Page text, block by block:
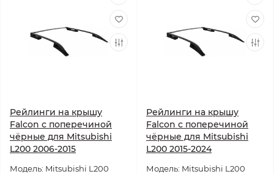
Рейлинги на крышу
Falcon с поперечиной
чёрные для Mitsubishi
L200 2006-2015
Модель: Mitsubishi L200
Рейлинги на крышу
Falcon с поперечиной
чёрные для Mitsubishi
L200 2015-2024
Модель: Mitsubishi L200